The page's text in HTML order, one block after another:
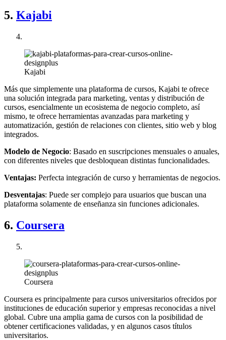
5. Kajabi
Kajabi
Más que simplemente una plataforma de cursos, Kajabi te ofrece
una solución integrada para marketing, ventas y distribución de
cursos, esencialmente un ecosistema de negocio completo, así
mismo, te ofrece herramientas avanzadas para marketing y
automatización, gestión de relaciones con clientes, sitio web y blog
integrados.
Modelo de Negocio: Basado en suscripciones mensuales o anuales,
con diferentes niveles que desbloquean distintas funcionalidades.
Ventajas: Perfecta integración de curso y herramientas de negocios.
Desventajas: Puede ser complejo para usuarios que buscan una
plataforma solamente de enseñanza sin funciones adicionales.
6. Coursera
Coursera
Coursera es principalmente para cursos universitarios ofrecidos por
instituciones de educación superior y empresas reconocidas a nivel
global. Cubre una amplia gama de cursos con la posibilidad de
obtener certificaciones validadas, y en algunos casos títulos
universitarios.